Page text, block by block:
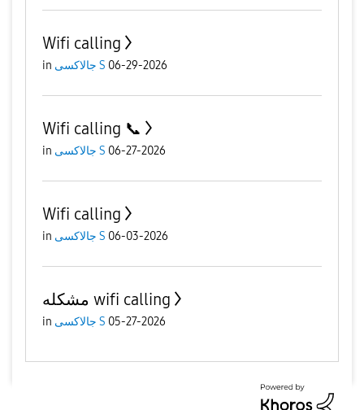
Wifi calling
in جالاكسى S 06-29-2026
Wifi calling 📞
in جالاكسى S 06-27-2026
Wifi calling
in جالاكسى S 06-03-2026
مشكله wifi calling
in جالاكسى S 05-27-2026